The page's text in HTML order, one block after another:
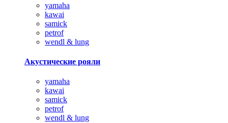
yamaha
kawai
samick
petrof
wendl & lung
Акустические рояли
yamaha
kawai
samick
petrof
wendl & lung